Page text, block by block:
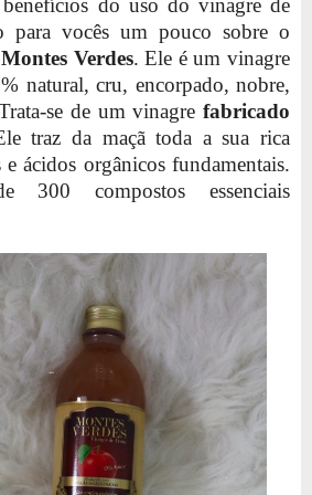
do uso do vinagre de
para vocês um pouco sobre o
Verdes. Ele é um vinagre
natural, cru, encorpado, nobre,
se de um vinagre fabricado
traz da maçã toda a sua rica
e ácidos orgânicos fundamentais.
300 compostos essenciais